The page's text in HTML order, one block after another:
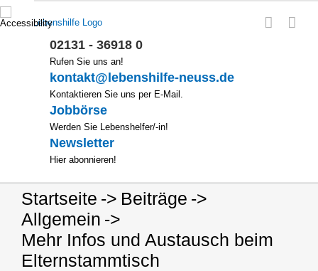
Zum
Inhalt
02131 - 36918 0
Rufen Sie uns an!
kontakt@lebenshilfe-neuss.de
Kontaktieren Sie uns per E-Mail.
Jobbörse
Werden Sie Lebenshelfer/-in!
Newsletter
Hier abonnieren!
Startseite
Beiträge
Allgemein
Mehr Infos und Austausch beim
Elternstammtisch